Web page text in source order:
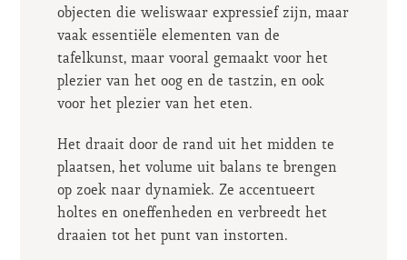
objecten die weliswaar expressief zijn, maar
vaak essentiële elementen van de
tafelkunst, maar vooral gemaakt voor het
plezier van het oog en de tastzin, en ook
voor het plezier van het eten.
Het draait door de rand uit het midden te
plaatsen, het volume uit balans te brengen
op zoek naar dynamiek. Ze accentueert
holtes en oneffenheden en verbreedt het
draaien tot het punt van instorten.